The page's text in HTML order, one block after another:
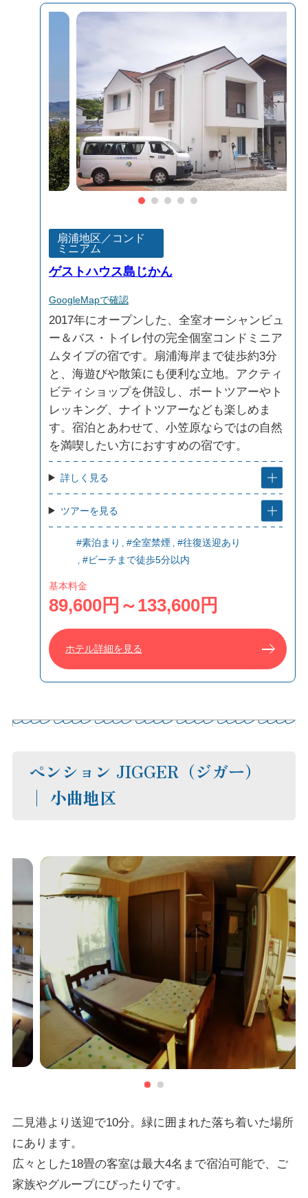
扇浦地区／コンド
ミニアム
ゲストハウス島じかん
GoogleMapで確認
2017年にオープンした、全室オーシャンビュ
ー＆バス・トイレ付の完全個室コンドミニア
ムタイプの宿です。扇浦海岸まで徒歩約3分
と、海遊びや散策にも便利な立地。アクティ
ビティショップを併設し、ボートツアーやト
レッキング、ナイトツアーなども楽しめま
す。宿泊とあわせて、小笠原ならではの自然
を満喫したい方におすすめの宿です。
詳しく見る
ツアーを見る
#素泊まり #全室禁煙
#往復送迎あり
#ビーチまで徒歩5分以内
基本料金
89,600円～133,600円
ホテル詳細を見る
ペンション JIGGER（ジガー）
│ 小曲地区
二見港より送迎で10分。緑に囲まれた落ち着いた場所
にあります。
広々とした18畳の客室は最大4名まで宿泊可能で、ご
家族やグループにぴったりです。